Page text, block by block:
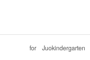
for Juokindergarten